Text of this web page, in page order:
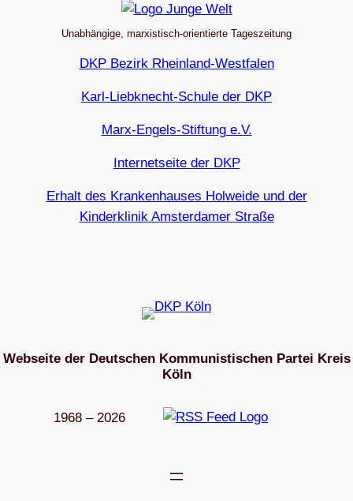
Unabhängige, marxistisch-orientierte Tageszeitung
DKP Bezirk Rheinland-Westfalen
Karl-Liebknecht-Schule der DKP
Marx-Engels-Stiftung e.V.
Internetseite der DKP
Erhalt des Krankenhauses Holweide und der
Kinderklinik Amsterdamer Straße
Webseite der Deutschen Kommunistischen Partei Kreis
Köln
1968 – 2026